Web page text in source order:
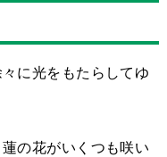
に光をもたらしてゆ
の花がいくつも咲い